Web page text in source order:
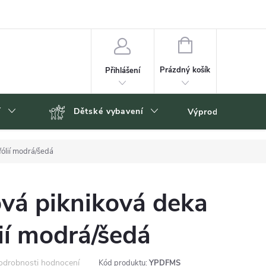
Přihlášení
NÁKUPNÍ
Prázdný košík
Dětské vybavení Výprodej
modrá/šedá
pikniková deka
modrá/šedá
hodnocení Kód produktu: YPDFMS